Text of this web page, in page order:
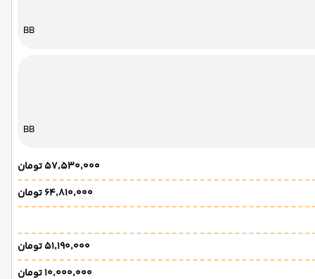
BB
BB
۵۷٬۵۳۰٬۰۰۰ تومان
۶۴٬۸۱۰٬۰۰۰ تومان
۵۱٬۱۹۰٬۰۰۰ تومان
۱۰٬۰۰۰٬۰۰۰ تومان